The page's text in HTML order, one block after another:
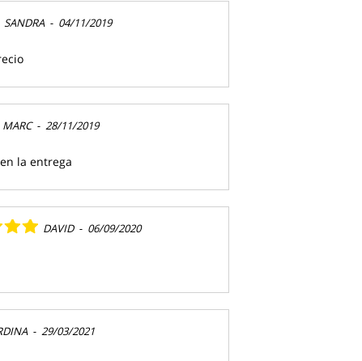
SANDRA - 04/11/2019
MARC - 28/11/2019
la entrega
DAVID - 06/09/2020
- 29/03/2021